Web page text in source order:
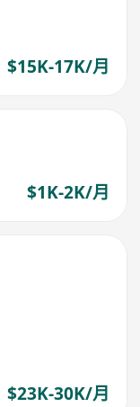
$15K-17K/月
$1K-2K/月
$23K-30K/月